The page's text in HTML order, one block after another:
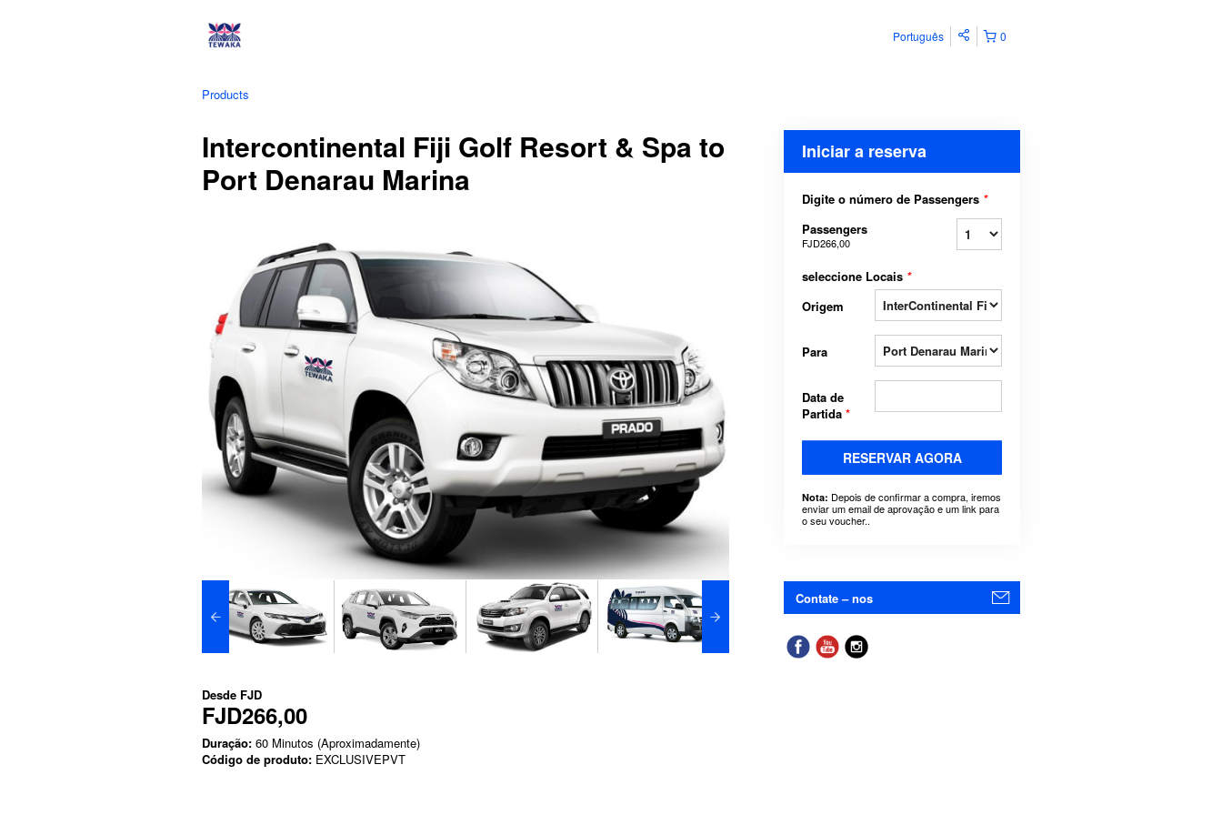
0
Português
Products
Intercontinental Fiji Golf Resort & Spa to
Port Denarau Marina
Desde FJD
FJD266,00
Duração: 60 Minutos (Aproximadamente)
Código de produto: EXCLUSIVEPVT
Iniciar a reserva
Digite o número de Passengers *
Passengers
FJD266,00
seleccione Locais *
Origem
Para
Data de
Partida *
RESERVAR AGORA
Nota: Depois de confirmar a compra, iremos
enviar um email de aprovação e um link para
o seu voucher..
Contate – nos